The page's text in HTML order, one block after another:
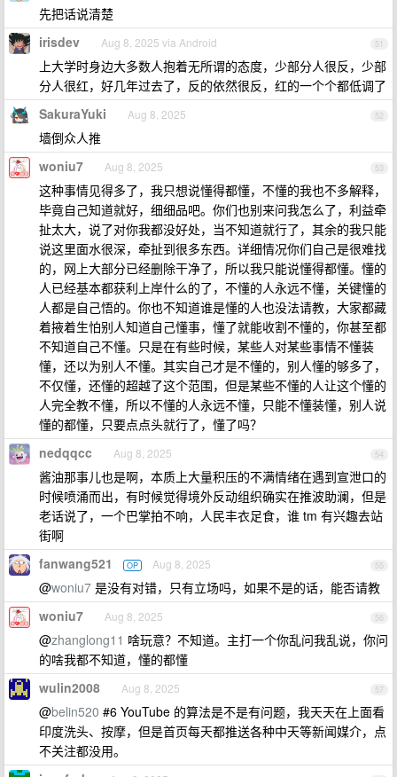
先把话说清楚
51
irisdev Aug 8, 2025 via Android
上大学时身边大多数人抱着无所谓的态度，少部分人很反，少部
分人很红，好几年过去了，反的依然很反，红的一个个都低调了
52
SakuraYuki Aug 8, 2025
墙倒众人推
53
woniu7 Aug 8, 2025
这种事情见得多了，我只想说懂得都懂，不懂的我也不多解释，
毕竟自己知道就好，细细品吧。你们也别来问我怎么了，利益牵
扯太大，说了对你我都没好处，当不知道就行了，其余的我只能
说这里面水很深，牵扯到很多东西。详细情况你们自己是很难找
的，网上大部分已经删除干净了，所以我只能说懂得都懂。懂的
人已经基本都获利上岸什么的了，不懂的人永远不懂，关键懂的
人都是自己悟的。你也不知道谁是懂的人也没法请教，大家都藏
着掖着生怕别人知道自己懂事，懂了就能收割不懂的，你甚至都
不知道自己不懂。只是在有些时候，某些人对某些事情不懂装
懂，还以为别人不懂。其实自己才是不懂的，别人懂的够多了，
不仅懂，还懂的超越了这个范围，但是某些不懂的人让这个懂的
人完全教不懂，所以不懂的人永远不懂，只能不懂装懂，别人说
懂的都懂，只要点点头就行了，懂了吗？
54
nedqqcc Aug 8, 2025
酱油那事儿也是啊，本质上大量积压的不满情绪在遇到宣泄口的
时候喷涌而出，有时候觉得境外反动组织确实在推波助澜，但是
老话说了，一个巴掌拍不响，人民丰衣足食，谁 tm 有兴趣去站
街啊
55
fanwang521 OP Aug 8, 2025
@woniu7 是没有对错，只有立场吗，如果不是的话，能否请教
56
woniu7 Aug 8, 2025
@zhanglong11 啥玩意？不知道。主打一个你乱问我乱说，你问
的啥我都不知道，懂的都懂
57
wulin2008 Aug 8, 2025
@belin520 #6 YouTube 的算法是不是有问题，我天天在上面看
印度洗头、按摩，但是首页每天都推送各种中天等新闻媒介，点
不关注都没用。